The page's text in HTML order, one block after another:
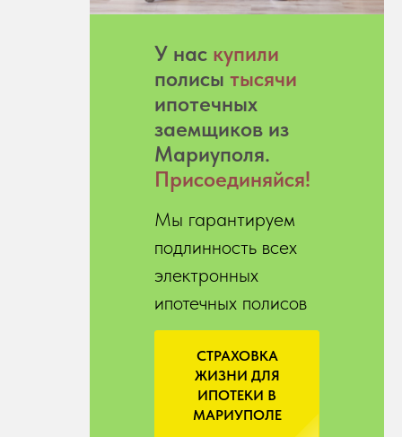
У нас купили
полисы тысячи
ипотечных
заемщиков из
Мариуполя.
Присоединяйся!
Мы гарантируем
подлинность всех
электронных
ипотечных полисов
СТРАХОВКА
ЖИЗНИ ДЛЯ
ИПОТЕКИ В
МАРИУПОЛЕ